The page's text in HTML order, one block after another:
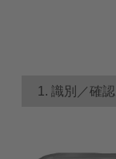
1. 識別／確認